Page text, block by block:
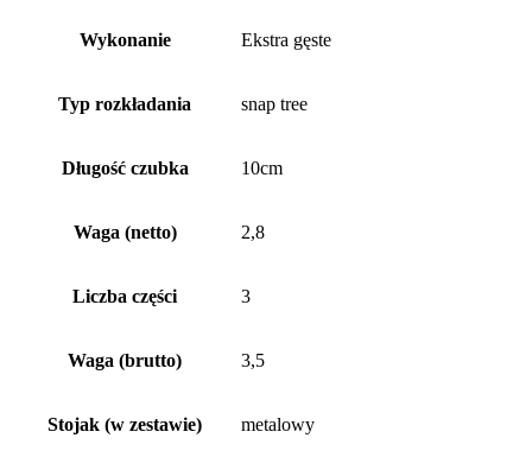
Wykonanie Ekstra gęste
Typ rozkładania snap tree
Długość czubka 10cm
Waga (netto) 2,8
Liczba części 3
Waga (brutto) 3,5
Stojak (w zestawie) metalowy